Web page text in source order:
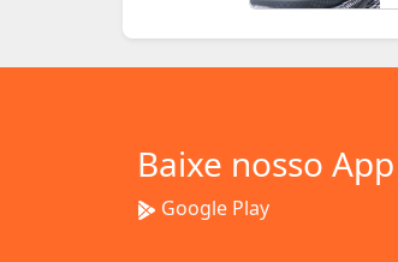
Baixe nosso App
Google Play